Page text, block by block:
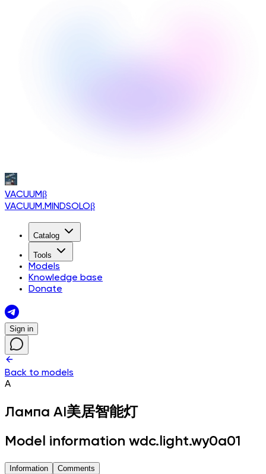
VACUUMβ
VACUUM.MINDSOLOβ
Catalog
Tools
Models
Knowledge base
Donate
Sign in
Back to models
A
Лампа AI美居智能灯
Model information wdc.light.wy0a01
Information Comments